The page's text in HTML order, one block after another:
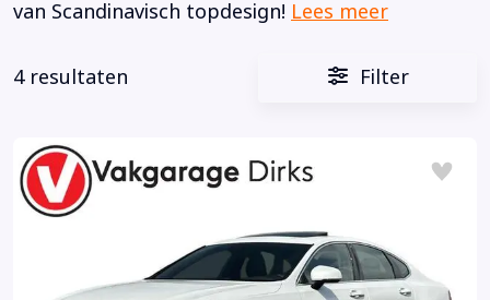
van Scandinavisch topdesign! Lees meer
4 resultaten Filter